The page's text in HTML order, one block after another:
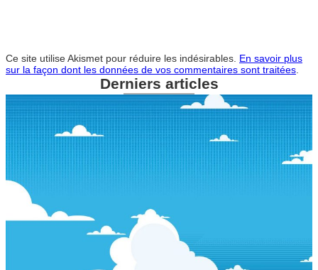
Ce site utilise Akismet pour réduire les indésirables. En savoir plus
sur la façon dont les données de vos commentaires sont traitées
Derniers articles